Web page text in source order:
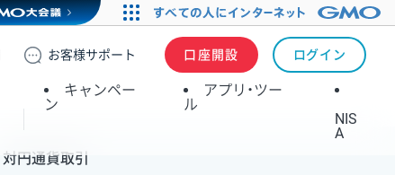
お客様サポート 口座開設 ログイン
キャンペー
ン
アプリ・ツー
ル
NIS
A
対円通貨取引